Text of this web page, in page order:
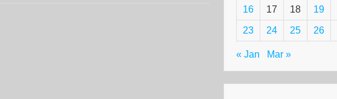
systémique
16 17 18 19
23 24 25 26
« Jan Mar »